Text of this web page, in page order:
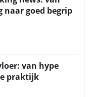
naar goed begrip
van hype
praktijk